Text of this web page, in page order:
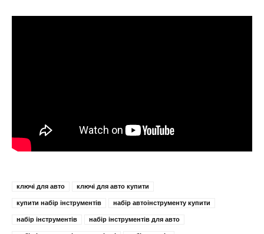
ключі для авто ключі для авто купити
купити набір інструментів набір автоінструменту купити
набір інструментів набір інструментів для авто